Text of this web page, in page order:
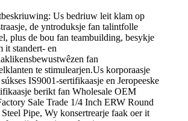
Us bedriuw leit klam op
de yntroduksje fan talintfolle
plus de bou fan teambuilding, besykje
it standert- en
fan
te stimulearjen.Us korporaasje
IS9001-sertifikaasje en Jeropeeske
berikt fan Wholesale OEM
Sale Trade 1/4 Inch ERW Round
Pipe, Wy konsertrearje faak oer it